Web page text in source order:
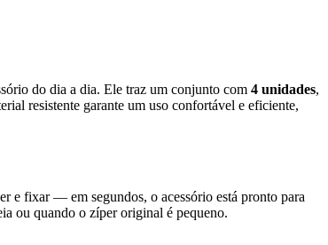
do dia a dia. Ele traz um conjunto com 4 unidades,
resistente garante um uso confortável e eficiente,
e fixar — em segundos, o acessório está pronto para
ou quando o zíper original é pequeno.